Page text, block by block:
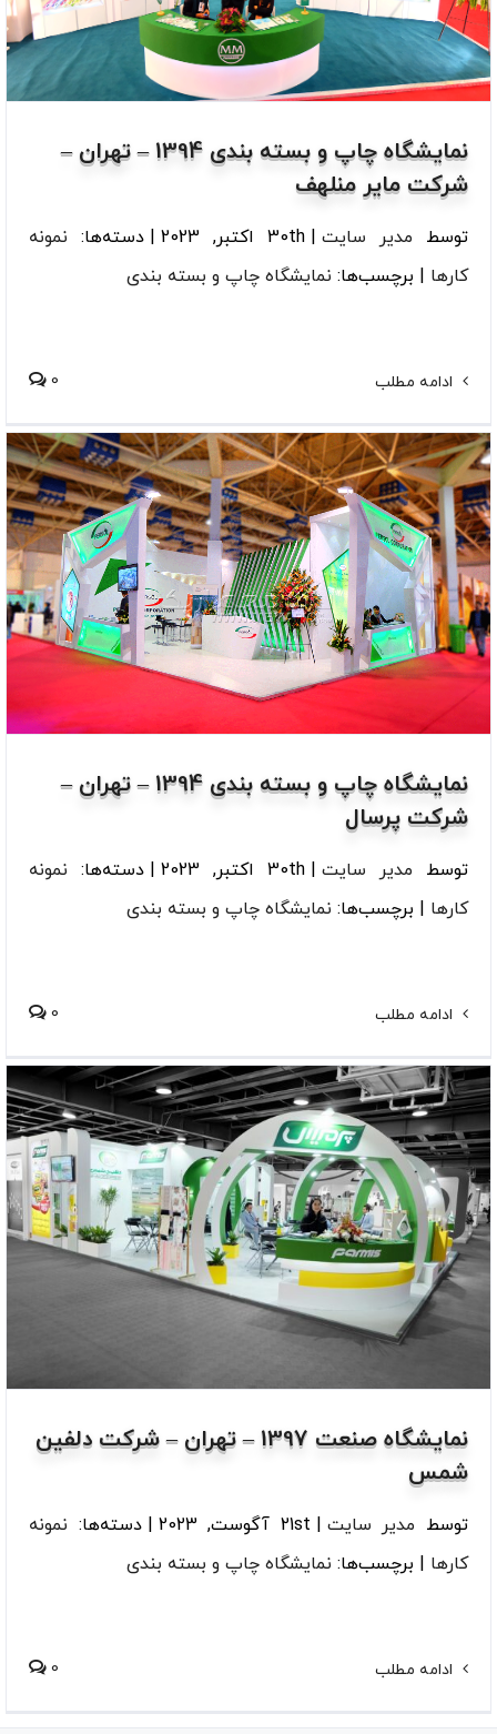
نمایشگاه چاپ و بسته بندی 1394 – تهران –
شرکت مایر منلهف
توسط مدیر سایت 30th اکتبر, 2023 دسته‌ها: نمونه
کارها
برچسب‌ها: نمایشگاه چاپ و بسته بندی
ادامه مطلب 0
نمایشگاه چاپ و بسته بندی 1394 – تهران –
شرکت پرسال
توسط مدیر سایت 30th اکتبر, 2023 دسته‌ها: نمونه
کارها
برچسب‌ها: نمایشگاه چاپ و بسته بندی
ادامه مطلب 0
نمایشگاه صنعت 1397 – تهران – شرکت دلفین
شمس
توسط مدیر سایت 21st آگوست, 2023 دسته‌ها: نمونه
کارها
برچسب‌ها: نمایشگاه چاپ و بسته بندی
ادامه مطلب 0